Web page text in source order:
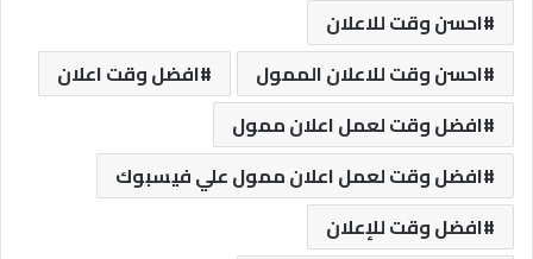
احسن وقت للاعلان
احسن وقت للاعلان الممول
افضل وقت اعلان
افضل وقت لعمل اعلان ممول
افضل وقت لعمل اعلان ممول علي فيسبوك
افضل وقت للإعلان